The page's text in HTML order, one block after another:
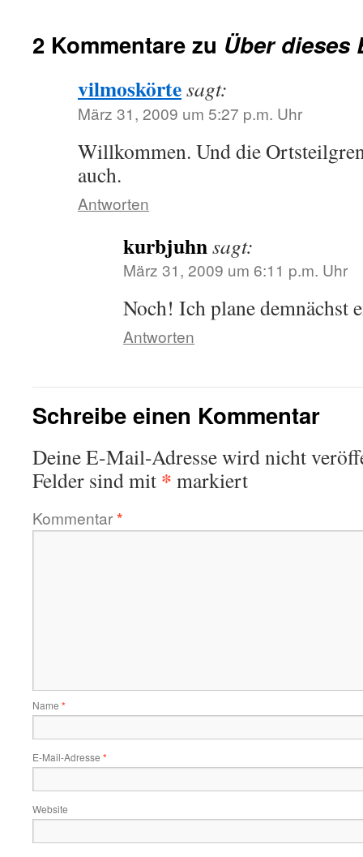
2 Kommentare zu Über dieses
vilmoskörtesagt:
März 31, 2009 um 5:27 p.m. Uhr
Willkommen. Und die
auch.
Antworten
kurbjuhnsagt:
März 31, 2009 um 6:11 p.m. Uhr
Noch! Ich plane demnächst
Antworten
Schreibe einen Kommentar
Deine E-Mail-Adresse wird nicht
Felder sind mit * markiert
Kommentar*
Name *
E-Mail-Adresse *
Website